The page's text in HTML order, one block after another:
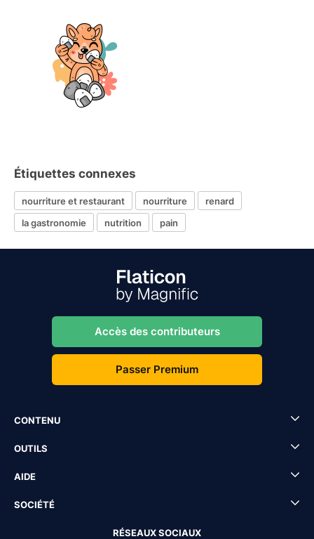
Étiquettes connexes
nourriture et restaurant nourriture
renard
la gastronomie
nutrition pain
Accès des contributeurs
Passer Premium
CONTENU
OUTILS
AIDE
SOCIÉTÉ
RÉSEAUX SOCIAUX